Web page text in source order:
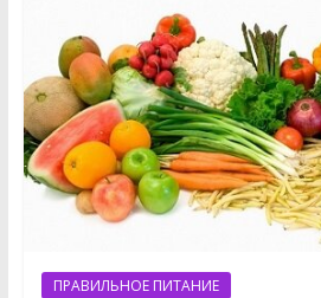
ПРАВИЛЬНОЕ ПИТАНИЕ